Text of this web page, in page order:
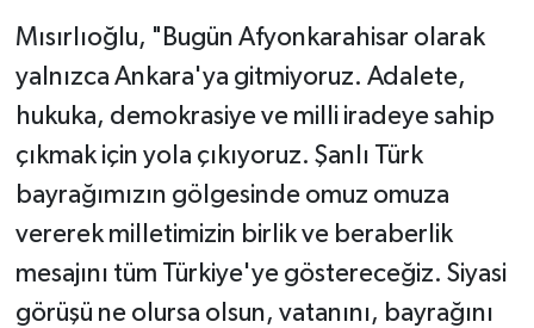
Mısırlıoğlu, "Bugün Afyonkarahisar olarak
yalnızca Ankara'ya gitmiyoruz. Adalete,
hukuka, demokrasiye ve milli iradeye sahip
çıkmak için yola çıkıyoruz. Şanlı Türk
bayrağımızın gölgesinde omuz omuza
vererek milletimizin birlik ve beraberlik
mesajını tüm Türkiye'ye göstereceğiz. Siyasi
görüşü ne olursa olsun, vatanını, bayrağını